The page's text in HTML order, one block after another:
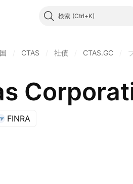
検索
CTAS 社債 CTAS.GC
FINRA